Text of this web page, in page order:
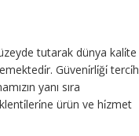
tutarak dünya kali̇te
Güveni̇rli̇ği̇ terci̇h
yanı sıra
ürün ve hi̇zmet